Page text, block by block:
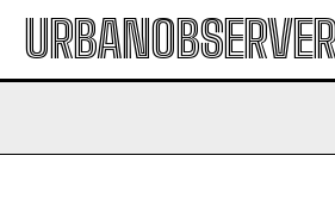
URBANOBSERVER